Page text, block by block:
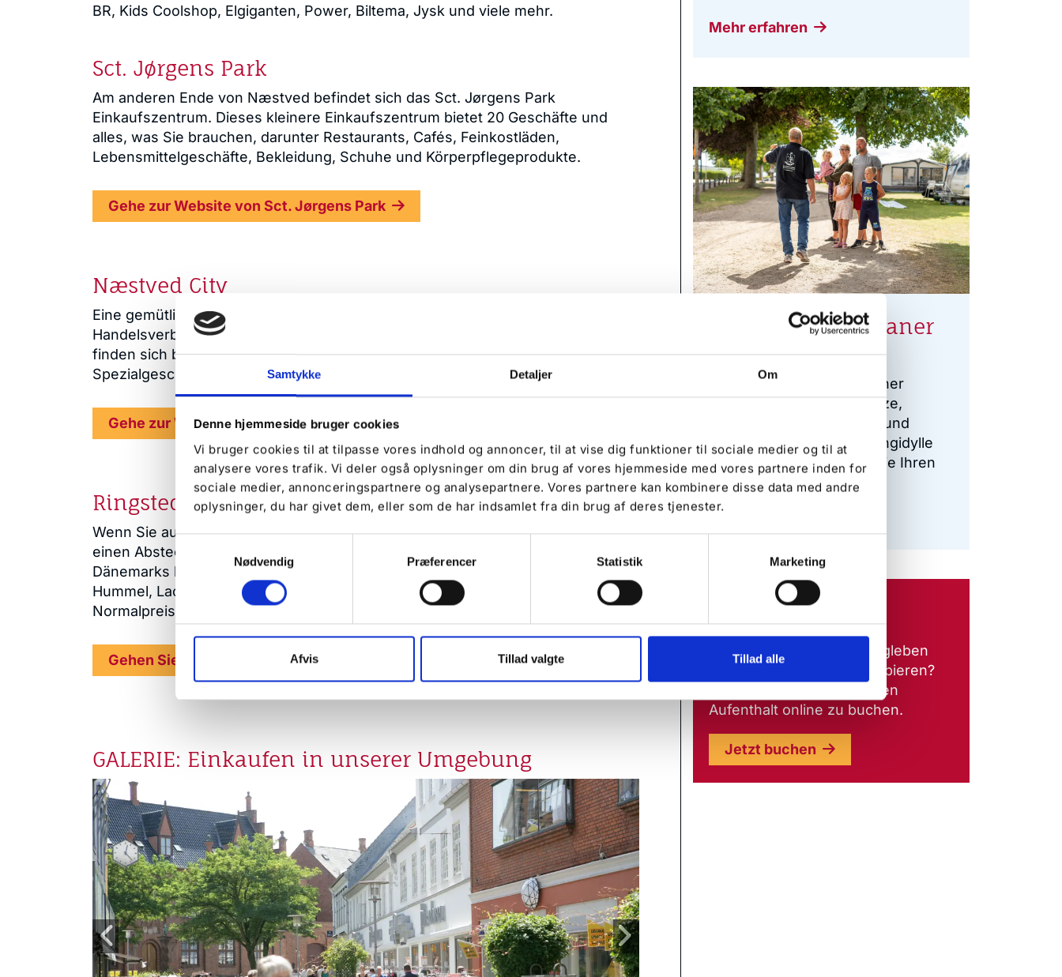
Samtykke Detaljer Om
Denne hjemmeside bruger cookies
Vi bruger cookies til at tilpasse vores indhold og annoncer, til at vise dig funktioner til sociale medier og til at
analysere vores trafik. Vi deler også oplysninger om din brug af vores hjemmeside med vores partnere inden for
sociale medier, annonceringspartnere og analysepartnere. Vores partnere kan kombinere disse data med andre
oplysninger, du har givet dem, eller som de har indsamlet fra din brug af deres tjenester.
Nødvendig
Præferencer Statistik Marketing
Afvis Tillad valgte Tillad alle
BR, Kids Coolshop, Elgiganten, Power, Biltema, Jysk und viele mehr.
Sct. Jørgens Park
Am anderen Ende von Næstved befindet sich das Sct. Jørgens Park
Einkaufszentrum. Dieses kleinere Einkaufszentrum bietet 20 Geschäfte und
alles, was Sie brauchen, darunter Restaurants, Cafés, Feinkostläden,
Lebensmittelgeschäfte, Bekleidung, Schuhe und Körperpflegeprodukte.
Gehe zur Website von Sct. Jørgens Park
Næstved City
Eine gemütliche Innenstadt, spannende Fachgeschäfte und ein aktiver
Handelsverband machen Næstved City zu einem idealen Shoppingziel. Hier
finden sich bekannte Kettenläden Tür an Tür mit kleinen, gemütlichen
Spezialgeschäften, die Sie mit Wärme und Wissen zum guten Kauf führen.
Gehe zur Website von Næstved City
Ringsted Outlet
Wenn Sie auf der Suche nach den besten Shoppingangeboten sind, sollten Sie
einen Abstecher nach Ringsted Outlet machen. Die größte Outlet-Stadt
Dänemarks bietet bekannte Qualitätsmarken wie Hugo Boss, Gant, Levis, Lindt,
Hummel, Lacoste, Nike, Ecco und Peak Performance zu einem Bruchteil des
Normalpreises.
Gehen Sie zur Website des Ringsted Outlets
GALERIE: Einkaufen in unserer Umgebung
Mehr erfahren
Über De Hvide Svaner
Camping
Erleben Sie De Hvide Svaner
Camping – große Stellplätze,
gemütliche Hütten, Pools und
Aktivitäten für alle. Campingidylle
direkt am Fjord. Buchen Sie Ihren
Urlaub noch heute!
Jetzt buchen
Möchtest Sie das Campingleben
auf unserem Platz ausprobieren?
Dann beeilen Sie sich, Ihren
Aufenthalt online zu buchen.
Jetzt buchen